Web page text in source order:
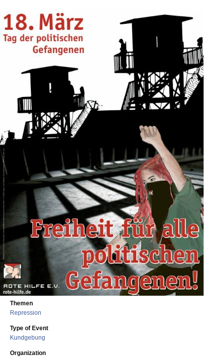
Themen
Repression
Type of Event
Kundgebung
Organization